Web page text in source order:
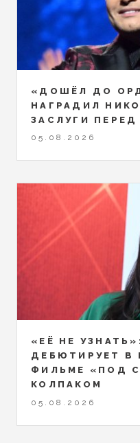
«ДОШЁЛ ДО
НАГРАДИЛ
ЗАСЛУГИ
05.08.2026
«ЕЁ НЕ
ДЕБЮТИРУЕТ В
ФИЛЬМЕ «ПОД
КОЛПАКОМ
05.08.2026